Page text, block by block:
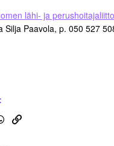
lähi- ja
Silja Paavola, p. 050 527